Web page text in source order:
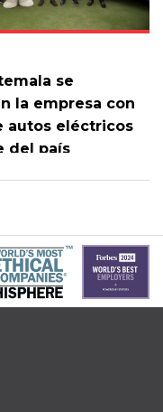
se
la empresa con
autos eléctricos
del país